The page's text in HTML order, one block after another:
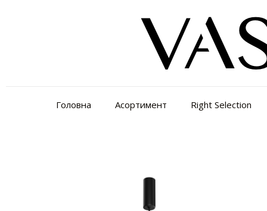
Головна Асортимент Right Selection